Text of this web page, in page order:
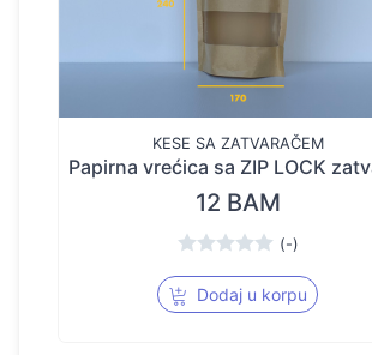
KESE SA ZATVARAČEM
12 BAM
(-)
Dodaj u korpu